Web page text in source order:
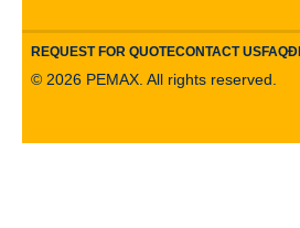
REQUEST FOR QUOTECONTACT USFAQ
© 2026 PEMAX. All rights reserved.